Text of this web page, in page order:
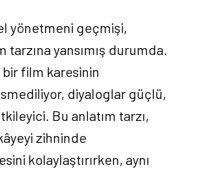
yönetmeni geçmişi,
tarzına yansımış durumda.
film karesinin
diyaloglar güçlü,
Bu anlatım tarzı,
zihninde
kolaylaştırırken, aynı